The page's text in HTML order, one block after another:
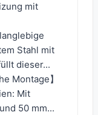
mit
Stahl mit
dieser...
Montage】
Mit
50 mm...